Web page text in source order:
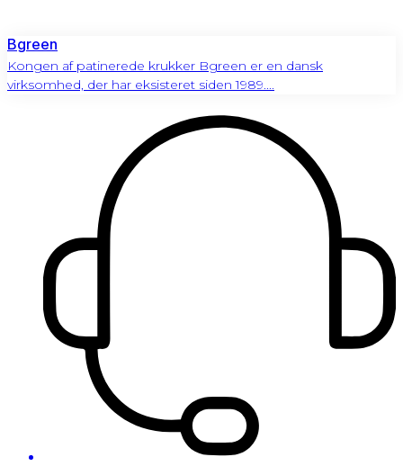
Bgreen
Kongen af patinerede krukker Bgreen er en dansk
virksomhed, der har eksisteret siden 1989....